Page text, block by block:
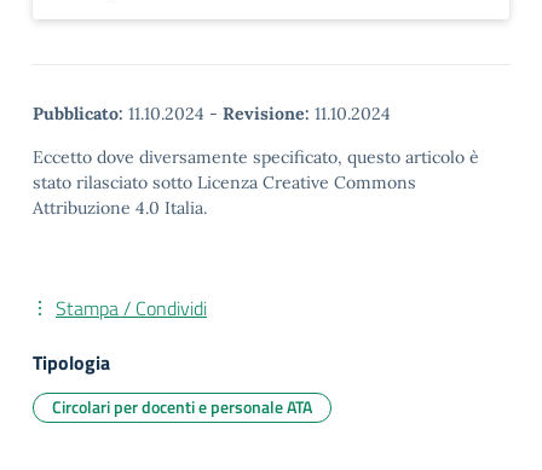
Pubblicato: 11.10.2024 - Revisione: 11.10.2024
Eccetto dove diversamente specificato, questo articolo è
stato rilasciato sotto Licenza Creative Commons
Attribuzione 4.0 Italia.
Stampa / Condividi
Tipologia
Circolari per docenti e personale ATA